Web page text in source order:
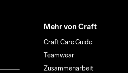
Mehr von Craft
Craft Care Guide
Teamwear
Zusammenarbeit